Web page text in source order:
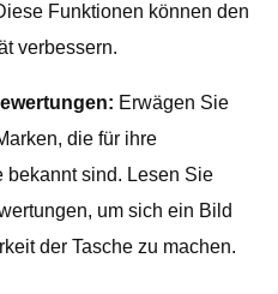
Funktionen können den
verbessern.
Erwägen Sie
die für ihre
bekannt sind. Lesen Sie
um sich ein Bild
der Tasche zu machen.